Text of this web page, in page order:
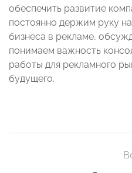
обеспечить развитие
постоянно держим руку
бизнеса в рекламе,
понимаем важность
работы для рекламного
будущего.